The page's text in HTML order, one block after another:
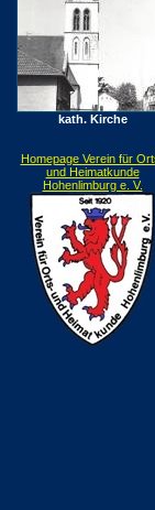
kath. Kirche
Homepage Verein für
und Heimatkunde
Hohenlimburg e. V.